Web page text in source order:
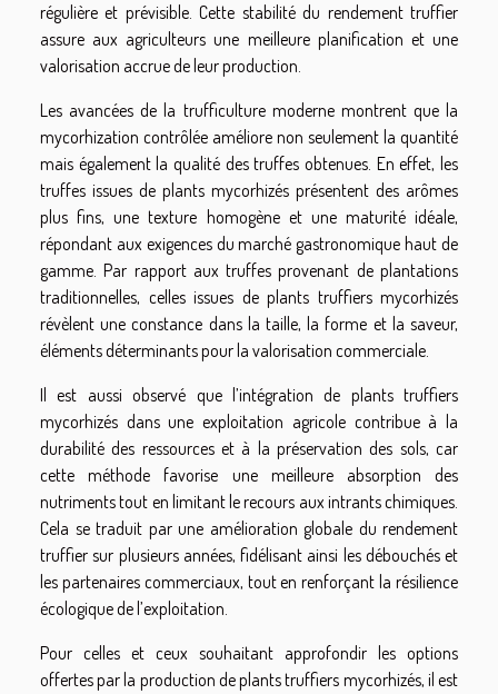
régulière et prévisible. Cette stabilité du rendement truffier
assure aux agriculteurs une meilleure planification et une
valorisation accrue de leur production.
Les avancées de la trufficulture moderne montrent que la
mycorhization contrôlée améliore non seulement la quantité
mais également la qualité des truffes obtenues. En effet, les
truffes issues de plants mycorhizés présentent des arômes
plus fins, une texture homogène et une maturité idéale,
répondant aux exigences du marché gastronomique haut de
gamme. Par rapport aux truffes provenant de plantations
traditionnelles, celles issues de plants truffiers mycorhizés
révèlent une constance dans la taille, la forme et la saveur,
éléments déterminants pour la valorisation commerciale.
Il est aussi observé que l’intégration de plants truffiers
mycorhizés dans une exploitation agricole contribue à la
durabilité des ressources et à la préservation des sols, car
cette méthode favorise une meilleure absorption des
nutriments tout en limitant le recours aux intrants chimiques.
Cela se traduit par une amélioration globale du rendement
truffier sur plusieurs années, fidélisant ainsi les débouchés et
les partenaires commerciaux, tout en renforçant la résilience
écologique de l’exploitation.
Pour celles et ceux souhaitant approfondir les options
offertes par la production de plants truffiers mycorhizés, il est